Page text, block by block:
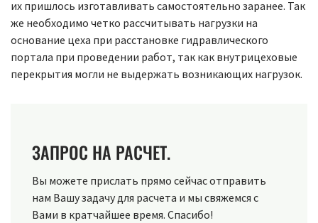
их пришлось изготавливать самостоятельно заранее. Так
же необходимо четко рассчитывать нагрузки на
основание цеха при расстановке гидравлического
портала при проведении работ, так как внутрицеховые
перекрытия могли не выдержать возникающих нагрузок.
ЗАПРОС НА РАСЧЕТ.
Вы можете прислать прямо сейчас отправить
нам Вашу задачу для расчета и мы свяжемся с
Вами в кратчайшее время. Спасибо!